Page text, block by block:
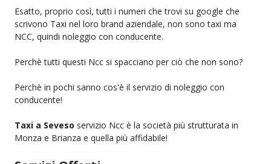
Esatto, proprio così, tutti i numeri che trovi su google che
scrivono Taxi nel loro brand aziendale, non sono taxi ma
NCC, quindi noleggio con conducente.
Perchè tutti questi Ncc si spacciano per ciò che non sono?
Perchè in pochi sanno cos'è il servizio di noleggio con
conducente!
Taxi a Seveso servizio Ncc è la società più strutturata in
Monza e Brianza e quella più affidabile!